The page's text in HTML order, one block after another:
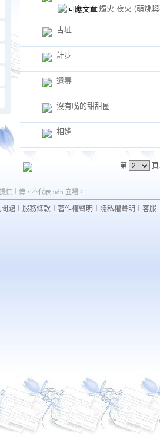
燭火.夜火 (萌烑
古址
計步
遺毒
沒有嘴的甜甜圈
相逢
第
供上傳，不代表 udn 立場。
問題 服務條款 著作權聲明 隱私權聲明 客服